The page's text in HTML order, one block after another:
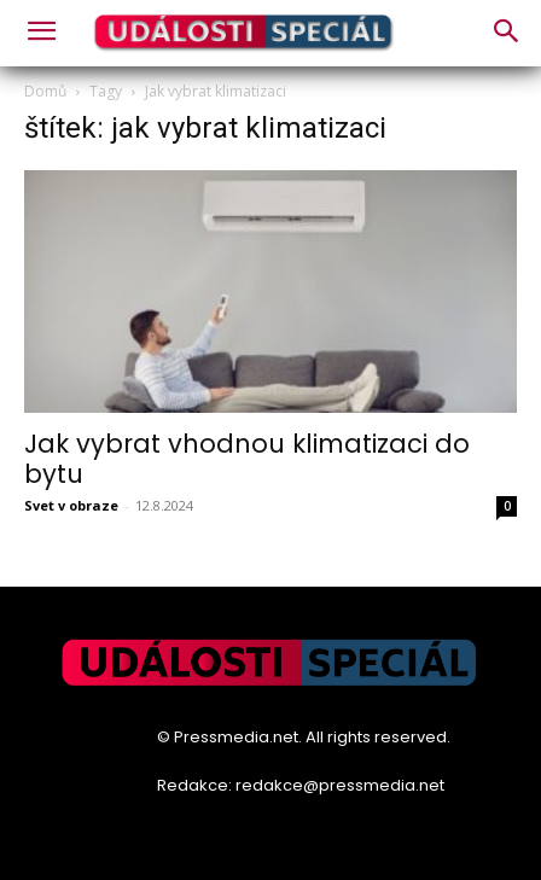
Domů Tagy Jak vybrat klimatizaci
štítek: jak vybrat klimatizaci
Jak vybrat vhodnou klimatizaci do
bytu
Svet v obraze - 12.8.2024 0
© Pressmedia.net. All rights reserved.
Redakce: redakce@pressmedia.net